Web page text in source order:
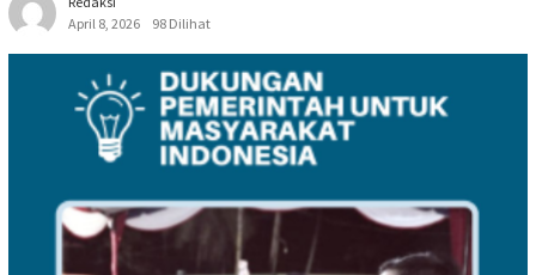
April 8, 2026
98 Dilihat